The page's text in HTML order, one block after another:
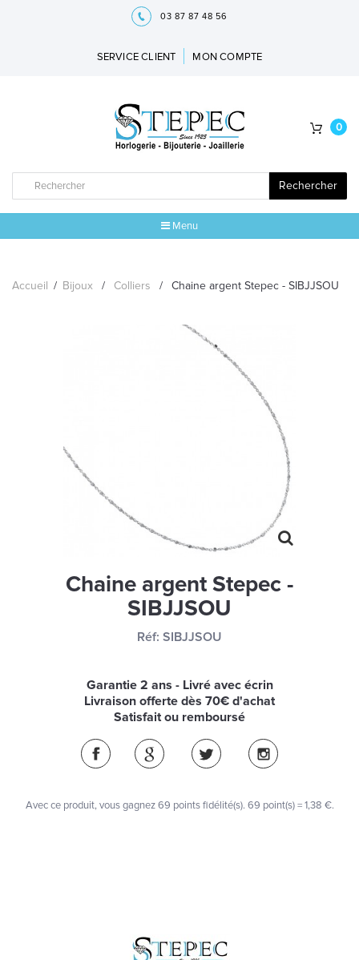
03 87 87 48 56
SERVICE CLIENT MON COMPTE
Rechercher
0
Menu
BIJOUX
IDÉE CADEAUX
QUI SOMMES NOUS
BLOG
Accueil / Bijoux / Colliers / Chaine argent Stepec - SIBJJSOU
Chaine argent Stepec -
SIBJJSOU
Réf: SIBJJSOU
Garantie 2 ans - Livré avec écrin
Livraison offerte dès 70€ d'achat
Satisfait ou remboursé
Avec ce produit, vous gagnez69 points fidélité(s). 69 point(s) =1,38 €.